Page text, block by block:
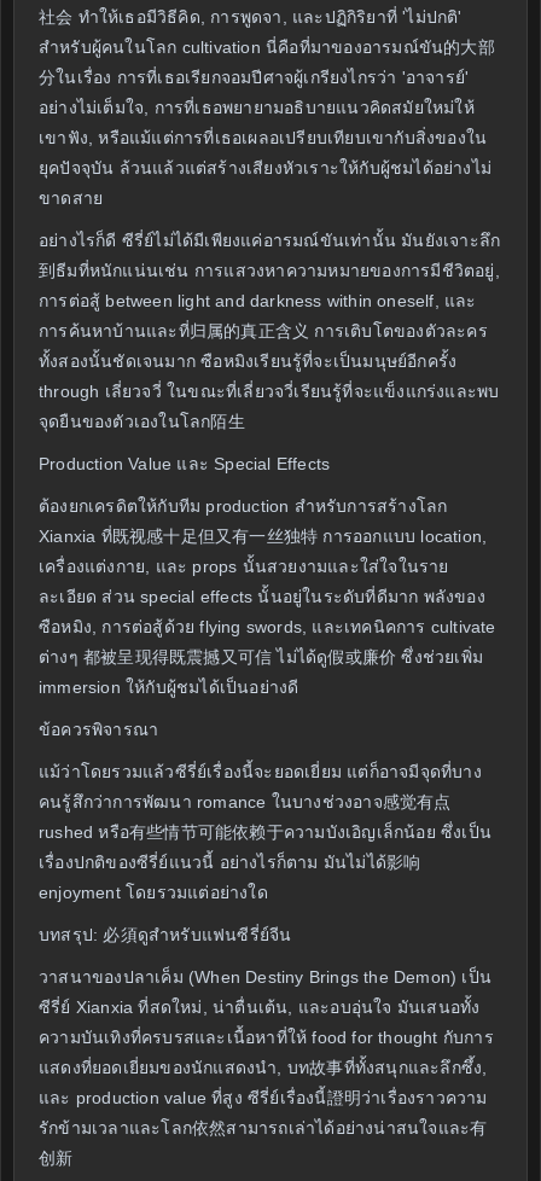
社会 ทำให้เธอมีวิธีคิด, การพูดจา, และปฏิกิริยาที่ 'ไม่ปกติ'
สำหรับผู้คนในโลก cultivation นี่คือที่มาของอารมณ์ขัน的大部
分ในเรื่อง การที่เธอเรียกจอมปีศาจผู้เกรียงไกรว่า 'อาจารย์'
อย่างไม่เต็มใจ, การที่เธอพยายามอธิบายแนวคิดสมัยใหม่ให้
เขาฟัง, หรือแม้แต่การที่เธอเผลอเปรียบเทียบเขากับสิ่งของใน
ยุคปัจจุบัน ล้วนแล้วแต่สร้างเสียงหัวเราะให้กับผู้ชมได้อย่างไม่
ขาดสาย
อย่างไรก็ดี ซีรี่ย์ไม่ได้มีเพียงแค่อารมณ์ขันเท่านั้น มันยังเจาะลึก
到ธีมที่หนักแน่นเช่น การแสวงหาความหมายของการมีชีวิตอยู่,
การต่อสู้ between light and darkness within oneself, และ
การค้นหาบ้านและที่归属的真正含义 การเติบโตของตัวละคร
ทั้งสองนั้นชัดเจนมาก ซือหมิงเรียนรู้ที่จะเป็นมนุษย์อีกครั้ง
through เลี่ยวจวี่ ในขณะที่เลี่ยวจวี่เรียนรู้ที่จะแข็งแกร่งและพบ
จุดยืนของตัวเองในโลก陌生
Production Value และ Special Effects
ต้องยกเครดิตให้กับทีม production สำหรับการสร้างโลก
Xianxia ที่既视感十足但又有一丝独特 การออกแบบ location,
เครื่องแต่งกาย, และ props นั้นสวยงามและใส่ใจในราย
ละเอียด ส่วน special effects นั้นอยู่ในระดับที่ดีมาก พลังของ
ซือหมิง, การต่อสู้ด้วย flying swords, และเทคนิคการ cultivate
ต่างๆ 都被呈现得既震撼又可信 ไม่ได้ดู假或廉价 ซึ่งช่วยเพิ่ม
immersion ให้กับผู้ชมได้เป็นอย่างดี
ข้อควรพิจารณา
แม้ว่าโดยรวมแล้วซีรี่ย์เรื่องนี้จะยอดเยี่ยม แต่ก็อาจมีจุดที่บาง
คนรู้สึกว่าการพัฒนา romance ในบางช่วงอาจ感觉有点
rushed หรือ有些情节可能依赖于ความบังเอิญเล็กน้อย ซึ่งเป็น
เรื่องปกติของซีรี่ย์แนวนี้ อย่างไรก็ตาม มันไม่ได้影响
enjoyment โดยรวมแต่อย่างใด
บทสรุป: 必須ดูสำหรับแฟนซีรี่ย์จีน
วาสนาของปลาเค็ม (When Destiny Brings the Demon) เป็น
ซีรี่ย์ Xianxia ที่สดใหม่, น่าตื่นเต้น, และอบอุ่นใจ มันเสนอทั้ง
ความบันเทิงที่ครบรสและเนื้อหาที่ให้ food for thought กับการ
แสดงที่ยอดเยี่ยมของนักแสดงนำ, บท故事ที่ทั้งสนุกและลึกซึ้ง,
และ production value ที่สูง ซีรี่ย์เรื่องนี้證明ว่าเรื่องราวความ
รักข้ามเวลาและโลก依然สามารถเล่าได้อย่างน่าสนใจและ有
创新